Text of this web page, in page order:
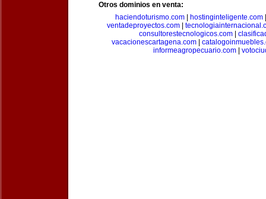
Otros dominios en venta:
haciendoturismo.com
hostinginteligente.com
ventadeproyectos.com|
consultorestecnologicos.com
vacacionescartagena.com
informeagropecuario.com